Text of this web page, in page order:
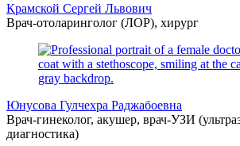
Крамской Сергей Львович
Врач-отоларинголог (ЛОР), хирург
Юнусова Гулчехра Раджабоевна
Врач-гинеколог, акушер, врач-УЗИ
диагностика)